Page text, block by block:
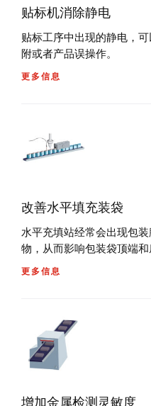
贴标机消除静电
贴标工序中出现的静电，
附或者产品误操作。
更多信息
改善水平填充装袋
水平充填站经常会出现包
物，从而影响包装袋顶端和
更多信息
增加金属检测灵敏度